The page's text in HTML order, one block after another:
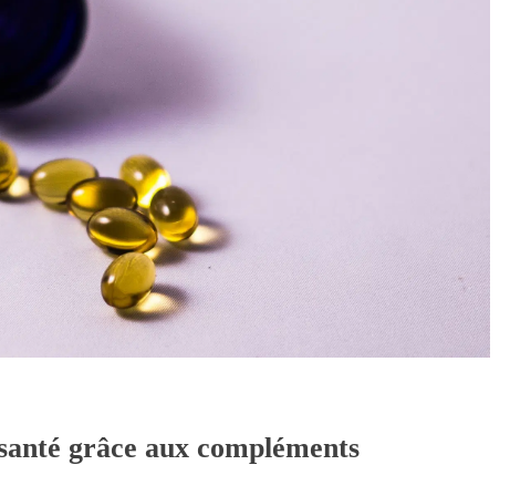
grâce aux compléments